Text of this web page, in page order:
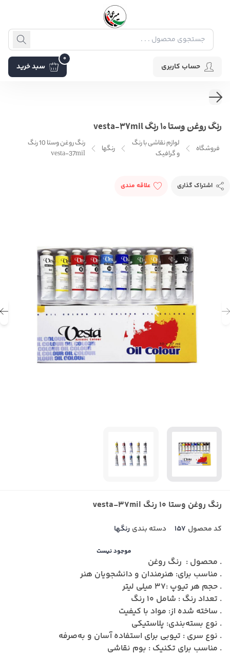
حساب کاربری سبد خرید
0
رنگ روغن وستا 10 رنگ vesta-37mil
فروشگاه
لوازم نقاشی با رنگ
و گرافیک
رنگها
رنگ روغن وستا 10 رنگ
vesta-37mil
اشتراک گذاری علاقه مندی
رنگ روغن وستا 10 رنگ vesta-37mil
کد محصول 157 دسته بندی رنگها
موجود نیست
. محصول : رنگ روغن
. مناسب برای: هنرمندان و دانشجویان هنر
. حجم هر تیوپ :۳۷ میلی لیتر
. تعداد رنگ : شامل ۱۰ رنگ
. ساخته شده از: مواد با کیفیت
. نوع بسته‌بندی: پلاستیکی
. نوع سری : تیوبی برای استفاده آسان و به‌صرفه
. مناسب برای تکنیک : بوم نقاشی